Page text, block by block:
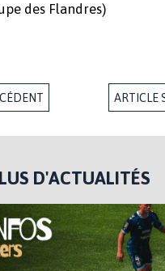
des Flandres)
ARTICLE
D'ACTUALITÉS